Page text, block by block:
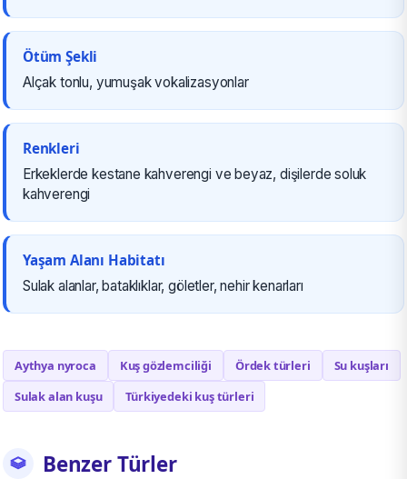
Ötüm Şekli
Alçak tonlu, yumuşak vokalizasyonlar
Renkleri
Erkeklerde kestane kahverengi ve beyaz, dişilerde soluk
kahverengi
Yaşam Alanı Habitatı
Sulak alanlar, bataklıklar, göletler, nehir kenarları
Aythya nyroca Kuş gözlemciliği Ördek türleri
Su kuşları
Sulak alan kuşu
Türkiyedeki kuş türleri
Benzer Türler